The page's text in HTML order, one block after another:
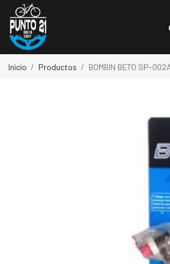
Inicio Productos BOMBIN BETO SP-